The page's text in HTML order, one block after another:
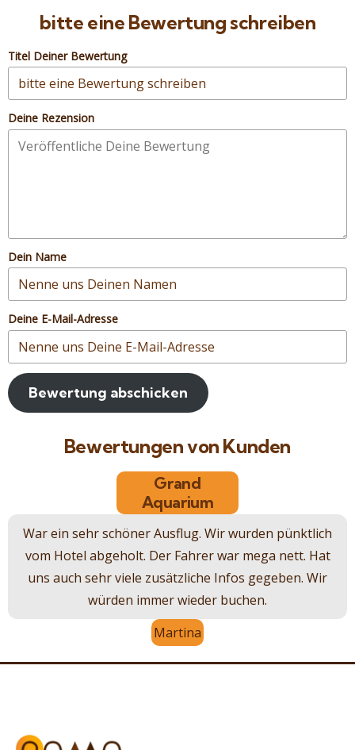
bitte eine Bewertung schreiben
Titel Deiner Bewertung
Deine Rezension
Dein Name
Deine E-Mail-Adresse
Bewertung abschicken
Bewertungen von Kunden
Grand
Aquarium
War ein sehr schöner Ausflug. Wir wurden pünktlich
vom Hotel abgeholt. Der Fahrer war mega nett. Hat
uns auch sehr viele zusätzliche Infos gegeben. Wir
würden immer wieder buchen.
Martina